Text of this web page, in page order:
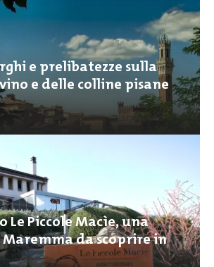
e prelibatezze sulla
e delle colline pisane
Piccole Macìe, una
da scoprire in